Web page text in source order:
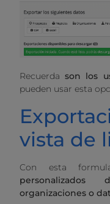
Recuerdason los
pueden usar esta
vista de
Con esta
organizaciones o